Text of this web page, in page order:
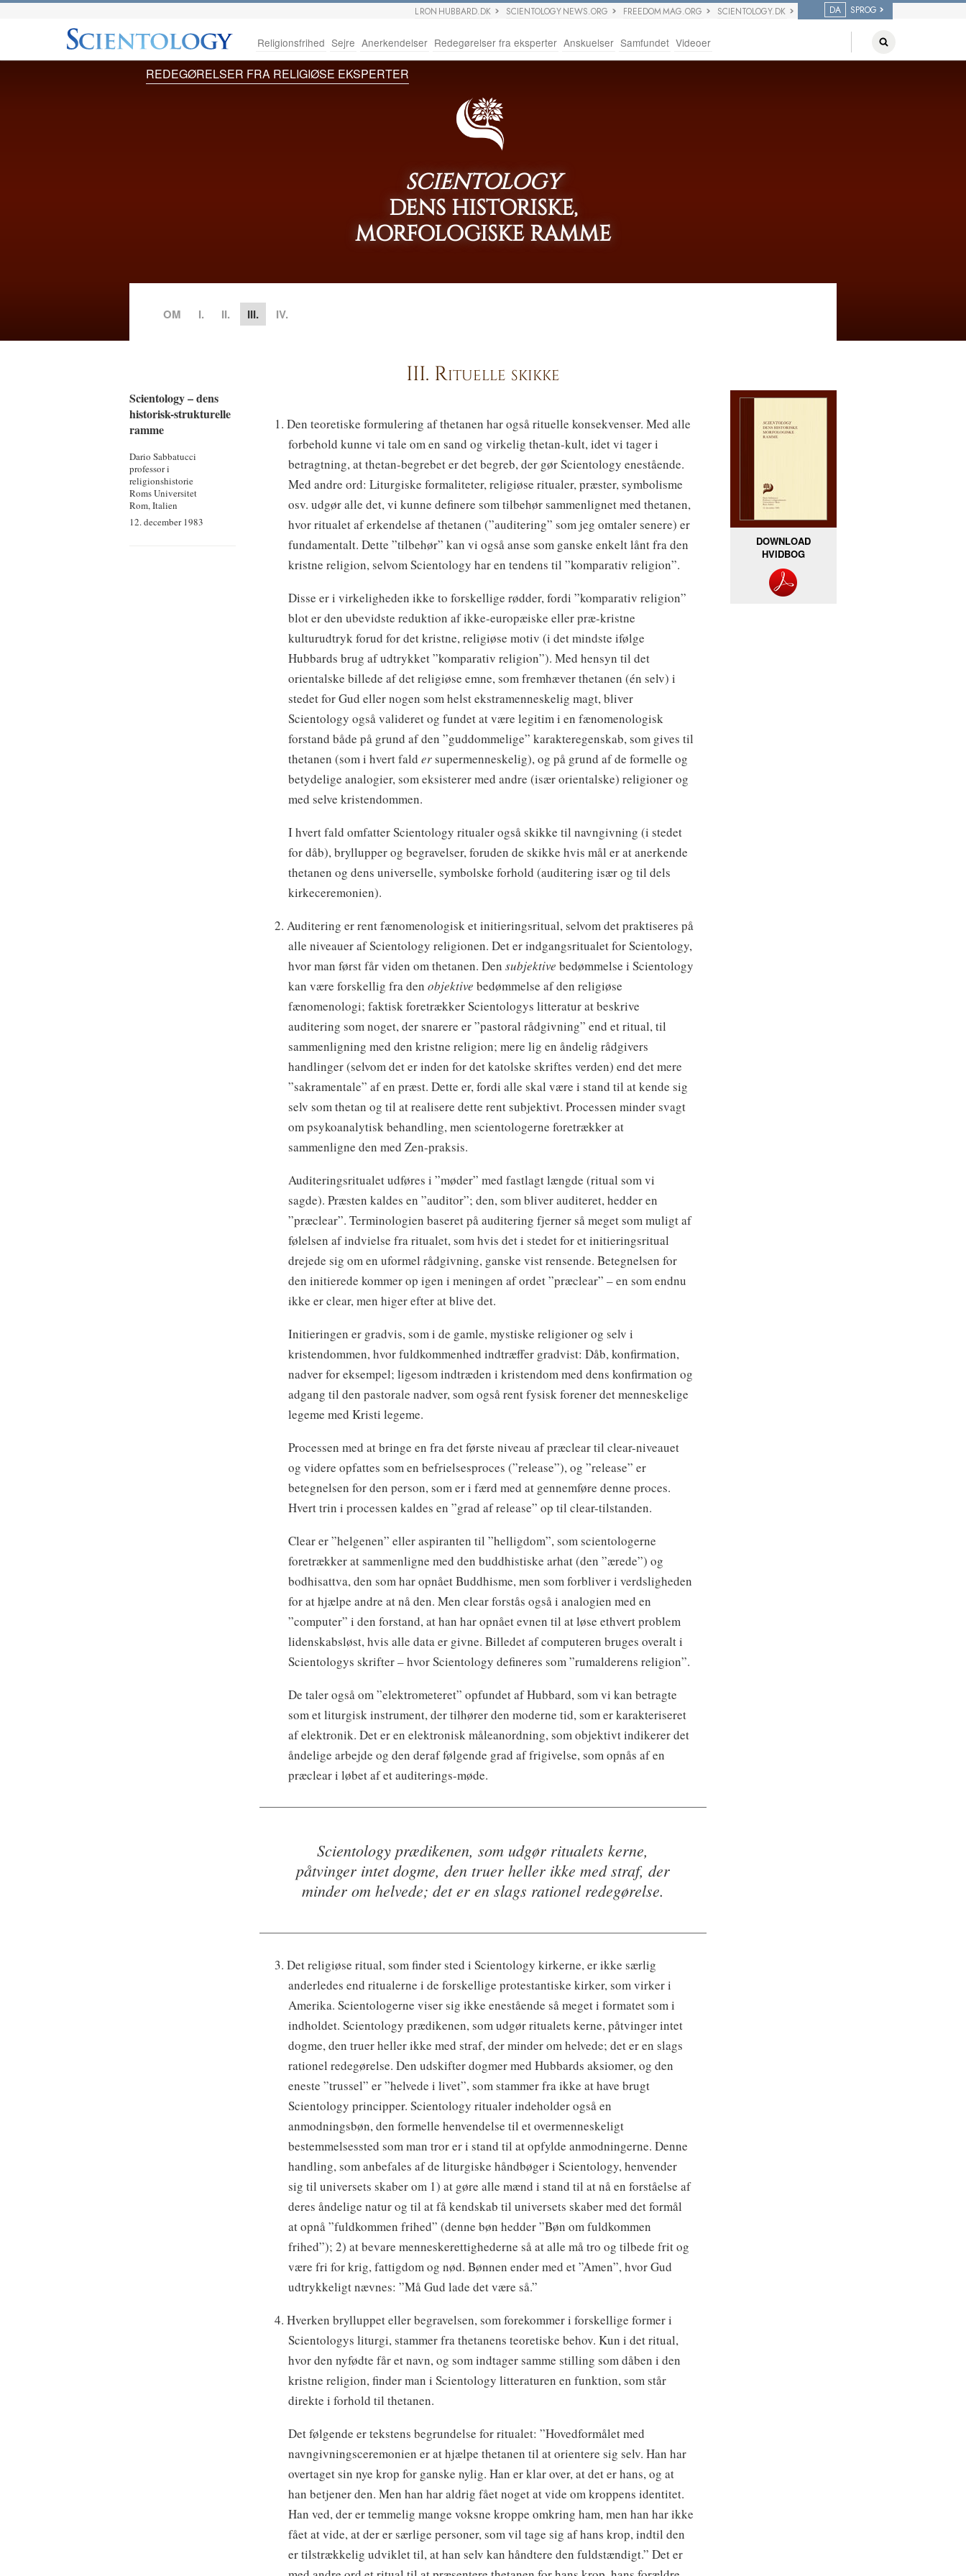
L RON HUBBARD.DK SCIENTOLOGY NEWS.ORG FREEDOM MAG.ORG SCIENTOLOGY.DK DA SPROG
Religionsfrihed Sejre Anerkendelser Redegørelser fra eksperter Anskuelser Samfundet Videoer
REDEGØRELSER FRA RELIGIØSE EKSPERTER
SCIENTOLOGY
DENS HISTORISKE,
MORFOLOGISKE RAMME
OM I. II. III. IV.
Scientology – dens
historisk-strukturelle
ramme
Dario Sabbatucci
professor i
religionshistorie
Roms Universitet
Rom, Italien
12. december 1983
III. Rituelle skikke
1. Den teoretiske formulering af thetanen har også rituelle konsekvenser. Med alle
forbehold kunne vi tale om en sand og virkelig thetan-kult, idet vi tager i
betragtning, at thetan-begrebet er det begreb, der gør Scientology enestående.
Med andre ord: Liturgiske formaliteter, religiøse ritualer, præster, symbolisme
osv. udgør alle det, vi kunne definere som tilbehør sammenlignet med thetanen,
hvor ritualet af erkendelse af thetanen (”auditering” som jeg omtaler senere) er
fundamentalt. Dette ”tilbehør” kan vi også anse som ganske enkelt lånt fra den
kristne religion, selvom Scientology har en tendens til ”komparativ religion”.
Disse er i virkeligheden ikke to forskellige rødder, fordi ”komparativ religion”
blot er den ubevidste reduktion af ikke-europæiske eller præ-kristne
kulturudtryk forud for det kristne, religiøse motiv (i det mindste ifølge
Hubbards brug af udtrykket ”komparativ religion”). Med hensyn til det
orientalske billede af det religiøse emne, som fremhæver thetanen (én selv) i
stedet for Gud eller nogen som helst ekstramenneskelig magt, bliver
Scientology også valideret og fundet at være legitim i en fænomenologisk
forstand både på grund af den ”guddommelige” karakteregenskab, som gives til
thetanen (som i hvert fald ersupermenneskelig), og på grund af de formelle og
betydelige analogier, som eksisterer med andre (især orientalske) religioner og
med selve kristendommen.
I hvert fald omfatter Scientology ritualer også skikke til navngivning (i stedet
for dåb), bryllupper og begravelser, foruden de skikke hvis mål er at anerkende
thetanen og dens universelle, symbolske forhold (auditering især og til dels
kirkeceremonien).
2. Auditering er rent fænomenologisk et initieringsritual, selvom det praktiseres på
alle niveauer af Scientology religionen. Det er indgangsritualet for Scientology,
hvor man først får viden om thetanen. Den subjektive bedømmelse i Scientology
kan være forskellig fra den objektive bedømmelse af den religiøse
fænomenologi; faktisk foretrækker Scientologys litteratur at beskrive
auditering som noget, der snarere er ”pastoral rådgivning” end et ritual, til
sammenligning med den kristne religion; mere lig en åndelig rådgivers
handlinger (selvom det er inden for det katolske skriftes verden) end det mere
”sakramentale” af en præst. Dette er, fordi alle skal være i stand til at kende sig
selv som thetan og til at realisere dette rent subjektivt. Processen minder svagt
om psykoanalytisk behandling, men scientologerne foretrækker at
sammenligne den med Zen-praksis.
Auditeringsritualet udføres i ”møder” med fastlagt længde (ritual som vi
sagde). Præsten kaldes en ”auditor”; den, som bliver auditeret, hedder en
”præclear”. Terminologien baseret på auditering fjerner så meget som muligt af
følelsen af indvielse fra ritualet, som hvis det i stedet for et initieringsritual
drejede sig om en uformel rådgivning, ganske vist rensende. Betegnelsen for
den initierede kommer op igen i meningen af ordet ”præclear” – en som endnu
ikke er clear, men higer efter at blive det.
Initieringen er gradvis, som i de gamle, mystiske religioner og selv i
kristendommen, hvor fuldkommenhed indtræffer gradvist: Dåb, konfirmation,
nadver for eksempel; ligesom indtræden i kristendom med dens konfirmation og
adgang til den pastorale nadver, som også rent fysisk forener det menneskelige
legeme med Kristi legeme.
Processen med at bringe en fra det første niveau af præclear til clear-niveauet
og videre opfattes som en befrielsesproces (”release”), og ”release” er
betegnelsen for den person, som er i færd med at gennemføre denne proces.
Hvert trin i processen kaldes en ”grad af release” op til clear-tilstanden.
Clear er ”helgenen” eller aspiranten til ”helligdom”, som scientologerne
foretrækker at sammenligne med den buddhistiske arhat (den ”ærede”) og
bodhisattva, den som har opnået Buddhisme, men som forbliver i verdsligheden
for at hjælpe andre at nå den. Men clear forstås også i analogien med en
”computer” i den forstand, at han har opnået evnen til at løse ethvert problem
lidenskabsløst, hvis alle data er givne. Billedet af computeren bruges overalt i
Scientologys skrifter – hvor Scientology defineres som ”rumalderens religion”.
De taler også om ”elektrometeret” opfundet af Hubbard, som vi kan betragte
som et liturgisk instrument, der tilhører den moderne tid, som er karakteriseret
af elektronik. Det er en elektronisk måleanordning, som objektivt indikerer det
åndelige arbejde og den deraf følgende grad af frigivelse, som opnås af en
præclear i løbet af et auditerings-møde.
Scientology prædikenen, som udgør ritualets kerne,
påtvinger intet dogme, den truer heller ikke med straf, der
minder om helvede; det er en slags rationel redegørelse.
3. Det religiøse ritual, som finder sted i Scientology kirkerne, er ikke særlig
anderledes end ritualerne i de forskellige protestantiske kirker, som virker i
Amerika. Scientologerne viser sig ikke enestående så meget i formatet som i
indholdet. Scientology prædikenen, som udgør ritualets kerne, påtvinger intet
dogme, den truer heller ikke med straf, der minder om helvede; det er en slags
rationel redegørelse. Den udskifter dogmer med Hubbards aksiomer, og den
eneste ”trussel” er ”helvede i livet”, som stammer fra ikke at have brugt
Scientology principper. Scientology ritualer indeholder også en
anmodningsbøn, den formelle henvendelse til et overmenneskeligt
bestemmelsessted som man tror er i stand til at opfylde anmodningerne. Denne
handling, som anbefales af de liturgiske håndbøger i Scientology, henvender
sig til universets skaber om 1) at gøre alle mænd i stand til at nå en forståelse af
deres åndelige natur og til at få kendskab til universets skaber med det formål
at opnå ”fuldkommen frihed” (denne bøn hedder ”Bøn om fuldkommen
frihed”); 2) at bevare menneskerettighederne så at alle må tro og tilbede frit og
være fri for krig, fattigdom og nød. Bønnen ender med et ”Amen”, hvor Gud
udtrykkeligt nævnes: ”Må Gud lade det være så.”
4. Hverken brylluppet eller begravelsen, som forekommer i forskellige former i
Scientologys liturgi, stammer fra thetanens teoretiske behov. Kun i det ritual,
hvor den nyfødte får et navn, og som indtager samme stilling som dåben i den
kristne religion, finder man i Scientology litteraturen en funktion, som står
direkte i forhold til thetanen.
Det følgende er tekstens begrundelse for ritualet: ”Hovedformålet med
navngivningsceremonien er at hjælpe thetanen til at orientere sig selv. Han har
overtaget sin nye krop for ganske nylig. Han er klar over, at det er hans, og at
han betjener den. Men han har aldrig fået noget at vide om kroppens identitet.
Han ved, der er temmelig mange voksne kroppe omkring ham, men han har ikke
fået at vide, at der er særlige personer, som vil tage sig af hans krop, indtil den
er tilstrækkelig udviklet til, at han selv kan håndtere den fuldstændigt.” Det er
DOWNLOAD
HVIDBOG